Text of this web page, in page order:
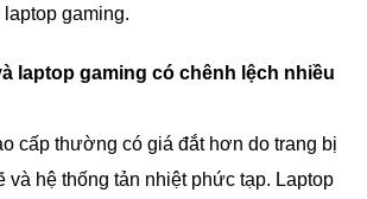
gaming.
laptop gaming có chênh lệch nhiều
cấp thường có giá đắt hơn do trang bị
và hệ thống tản nhiệt phức tạp. Laptop